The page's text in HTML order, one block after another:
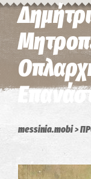
Η
messinia.mobi